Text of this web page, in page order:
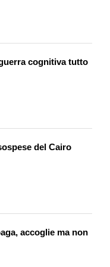
agitava. Aveva scelto di
scarmigliava senza
sul terrazzo non
qualche
e mite le ricordò
per la vigilia di Natale.
era una notte uguale
basso le confermarono
visitatori sgraditi erano
ultimi tempi
direzione confluivano
ideato
di prevedere le
eroina, crack,
siringhe, resti
piano, che da
cognitiva tutto
del Cairo
accoglie ma non